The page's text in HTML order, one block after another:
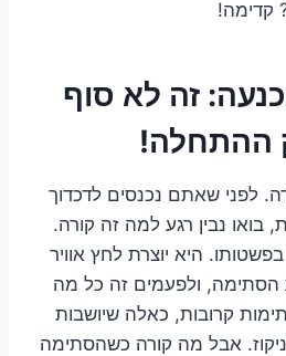
קדימה!
זה לא סוף
ההתחלה!
לפני שאתם נכנסים לדכדוך
בואו נבין רגע למה זה קורה.
היא יוצרת לחץ אוויר
הסתימה, ולפעמים זה כל מה
קרובות, כאלה שיושבות
אבל מה קורה כשהסתימה